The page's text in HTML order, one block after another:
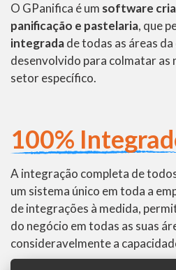
O GPanifica é um software
panificação e pastelaria, que
integradade todas as áreas
desenvolvido para colmatar as
setor específico.
100%
A integração completa de
um sistema único em toda a
de integrações à medida,
do negócio em todas as suas
consideravelmente a